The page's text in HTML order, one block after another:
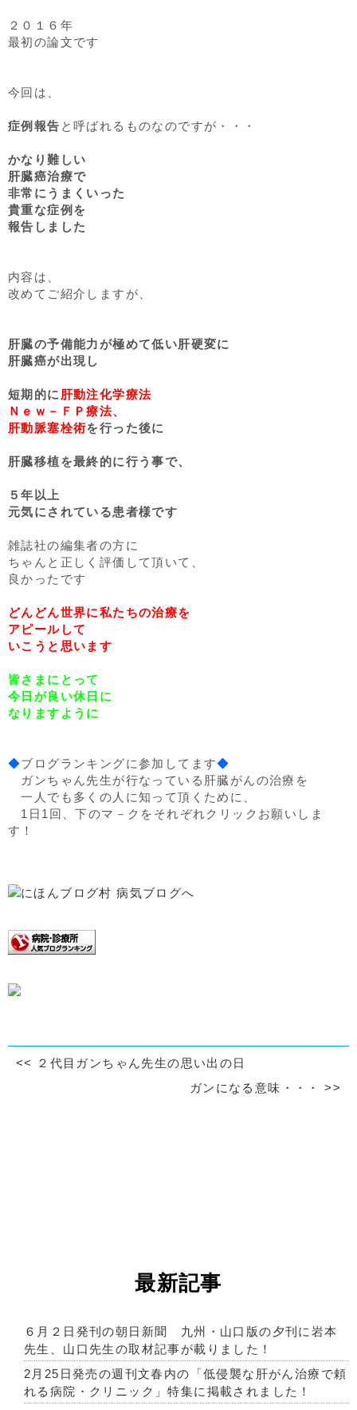
２０１６年
最初の論文です
今回は、
症例報告 と呼ばれるものなのですが・・・
かなり難しい
肝臓癌治療で
非常にうまくいった
貴重な症例を
報告しました
内容は、
改めてご紹介しますが、
肝臓の予備能力が極めて低い肝硬変に
肝臓癌が出現し
短期的に 肝動注化学療法
Ｎｅｗ－ＦＰ療法、
肝動脈塞栓術を行った後に
肝臓移植を最終的に行う事で、
５年以上
元気にされている患者様です
雑誌社の編集者の方に
ちゃんと正しく評価して頂いて、
良かったです
どんどん世界に私たちの治療を
アピールして
いこうと思います
皆さまにとって
今日が良い休日に
なりますように
◆ブログランキングに参加してます◆
ガンちゃん先生が行なっている肝臓がんの治療を
一人でも多くの人に知って頂くために、
1日1回、下のマ－クをそれぞれクリックお願いしま
す！
<<
２代目ガンちゃん先生の思い出の日
ガンになる意味・・・>>
最新記事
６月２日発刊の朝日新聞 九州・山口版の夕刊に岩本
先生、山口先生の取材記事が載りました！
2月25日発売の週刊文春内の「低侵襲な肝がん治療で頼
れる病院・クリニック」特集に掲載されました！